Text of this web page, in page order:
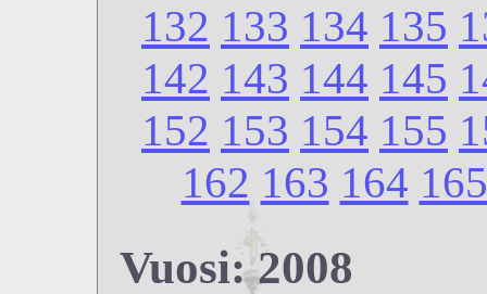
132 133 134 135
142 143 144 145
152 153 154 155
162 163 164 165
Vuosi: 2008